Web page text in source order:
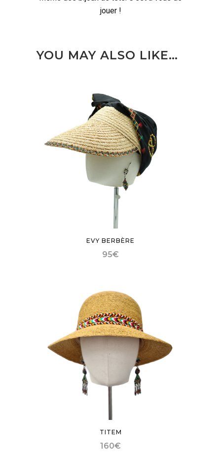
jouer !
YOU MAY ALSO LIKE…
EVY BERBÈRE
95€
TITEM
160€